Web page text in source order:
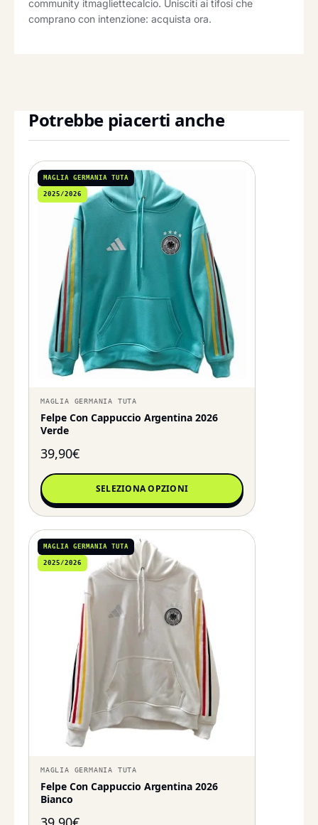
community itmagliettecalcio. Unisciti ai tifosi che
comprano con intenzione: acquista ora.
Potrebbe piacerti anche
MAGLIA GERMANIA TUTA
2025/2026
MAGLIA GERMANIA TUTA
Felpe Con Cappuccio Argentina 2026
Verde
39,90€
SELEZIONA OPZIONI
MAGLIA GERMANIA TUTA
2025/2026
MAGLIA GERMANIA TUTA
Felpe Con Cappuccio Argentina 2026
Bianco